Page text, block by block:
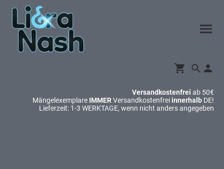
Versandkostenfrei ab 50€
Mängelexemplare IMMERVersandkostenfrei innerhalb DE!
Lieferzeit: 1-3 WERKTAGE, wenn nicht anders angegeben